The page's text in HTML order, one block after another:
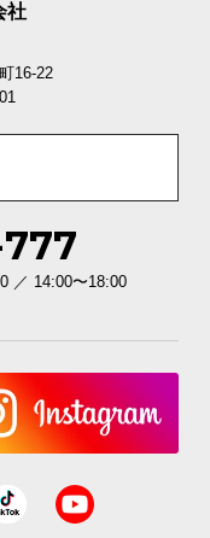
社
16-22
／ 14:00〜18:00